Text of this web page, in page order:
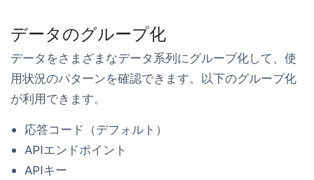
データのグループ化
データをさまざまなデータ系列にグループ化して、使
用状況のパターンを確認できます。以下のグループ化
が利用できます。
応答コード（デフォルト）
APIエンドポイント
APIキー